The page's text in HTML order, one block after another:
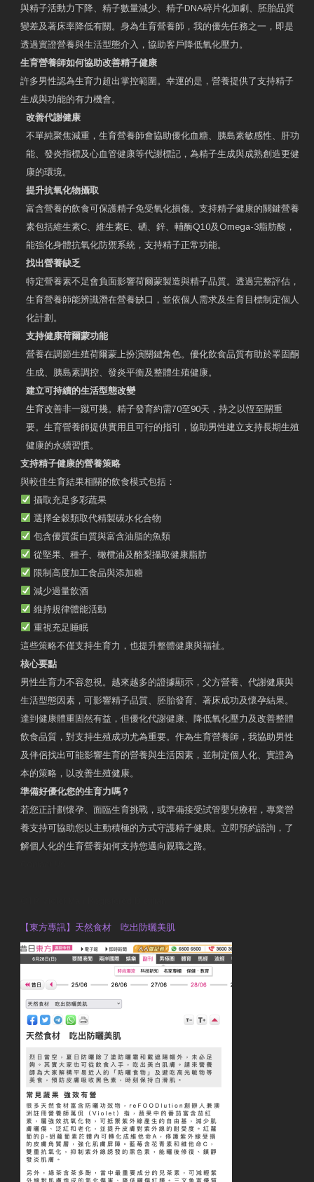
與精子活動力下降、精子數量減少、精子DNA碎片化加劇、胚胎品質
變差及著床率降低有關。身為生育營養師，我的優先任務之一，即是
透過實證營養與生活型態介入，協助客戶降低氧化壓力。
生育營養師如何協助改善精子健康
許多男性認為生育力超出掌控範圍。幸運的是，營養提供了支持精子
生成與功能的有力機會。
改善代謝健康
不單純聚焦減重，生育營養師會協助優化血糖、胰島素敏感性、肝功
能、發炎指標及心血管健康等代謝標記，為精子生成與成熟創造更健
康的環境。
提升抗氧化物攝取
富含營養的飲食可保護精子免受氧化損傷。支持精子健康的關鍵營養
素包括維生素C、維生素E、硒、鋅、輔酶Q10及Omega-3脂肪酸，
能強化身體抗氧化防禦系統，支持精子正常功能。
找出營養缺乏
特定營養素不足會負面影響荷爾蒙製造與精子品質。透過完整評估，
生育營養師能辨識潛在營養缺口，並依個人需求及生育目標制定個人
化計劃。
支持健康荷爾蒙功能
營養在調節生殖荷爾蒙上扮演關鍵角色。優化飲食品質有助於睪固酮
生成、胰島素調控、發炎平衡及整體生殖健康。
建立可持續的生活型態改變
生育改善非一蹴可幾。精子發育約需70至90天，持之以恆至關重
要。生育營養師提供實用且可行的指引，協助男性建立支持長期生殖
健康的永續習慣。
支持精子健康的營養策略
與較佳生育結果相關的飲食模式包括：
攝取充足多彩蔬果
選擇全穀類取代精製碳水化合物
包含優質蛋白質與富含油脂的魚類
從堅果、種子、橄欖油及酪梨攝取健康脂肪
限制高度加工食品與添加糖
減少過量飲酒
維持規律體能活動
重視充足睡眠
這些策略不僅支持生育力，也提升整體健康與福祉。
核心要點
男性生育力不容忽視。越來越多的證據顯示，父方營養、代謝健康與
生活型態因素，可影響精子品質、胚胎發育、著床成功及懷孕結果。
達到健康體重固然有益，但優化代謝健康、降低氧化壓力及改善整體
飲食品質，對支持生殖成功尤為重要。作為生育營養師，我協助男性
及伴侶找出可能影響生育的營養與生活因素，並制定個人化、實證為
本的策略，以改善生殖健康。
準備好優化您的生育力嗎？
若您正計劃懷孕、面臨生育挑戰，或準備接受試管嬰兒療程，專業營
養支持可協助您以主動積極的方式守護精子健康。立即預約諮詢，了
解個人化的生育營養如何支持您邁向親職之路。
【東方專訊】天然食材 吃出防曬美肌